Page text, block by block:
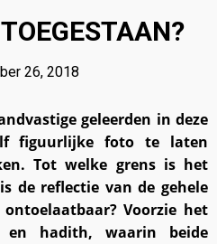
MOSLIMS
GODEN
EN RUIMTE
26, 2018
geleerden in deze
figuurlijke foto te laten
Tot welke grens is het
de reflectie van de gehele
Voorzie het
en hadith, waarin beide